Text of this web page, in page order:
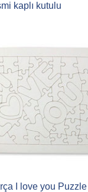
kaplı kutulu
I love you Puzzle